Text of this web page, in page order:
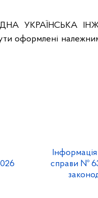
УКРАЇНСЬКА
оформлені
справи №